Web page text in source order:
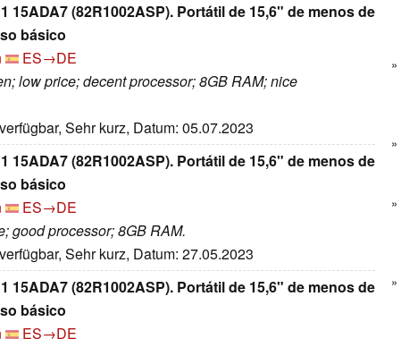
15ADA7 (82R1002ASP). Portátil de 15,6" de menos de
básico
ES→DE
low price; decent processor; 8GB RAM; nice
Sehr kurz, Datum: 05.07.2023
15ADA7 (82R1002ASP). Portátil de 15,6" de menos de
básico
ES→DE
good processor; 8GB RAM.
Sehr kurz, Datum: 27.05.2023
15ADA7 (82R1002ASP). Portátil de 15,6" de menos de
básico
ES→DE